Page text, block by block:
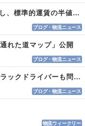
適正原価 実車率５０%を見直し、標準的運賃の半値の恐れも
ブログ・物流ニュース
れた道マップ」公開
ブログ・物流ニュース
自転車が従う信号はどれ？ トラックドライバーも問われる認識
ブログ・物流ニュース
物流ウィークリー